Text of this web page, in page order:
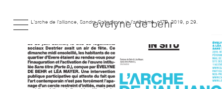
evelyne de behr
L’arche de l’alliance, Sandra Caltagirone in l’art même, n°79, 2019, p 29.